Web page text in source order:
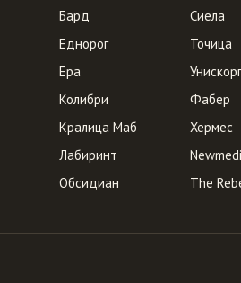
Бард
Еднорог
Ера
Колибри
Кралица Маб
Лабиринт
Обсидиан
Сиела
Точица
Фабер
Хермес
The